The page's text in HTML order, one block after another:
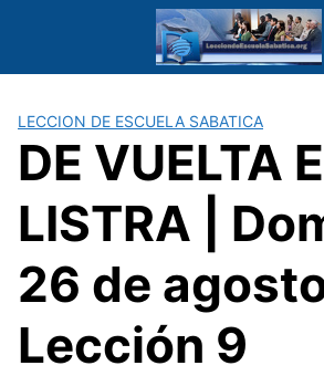
LECCION DE ESCUELA SABATICA
DE VUELTA
LISTRA |
26 de
Lección 9